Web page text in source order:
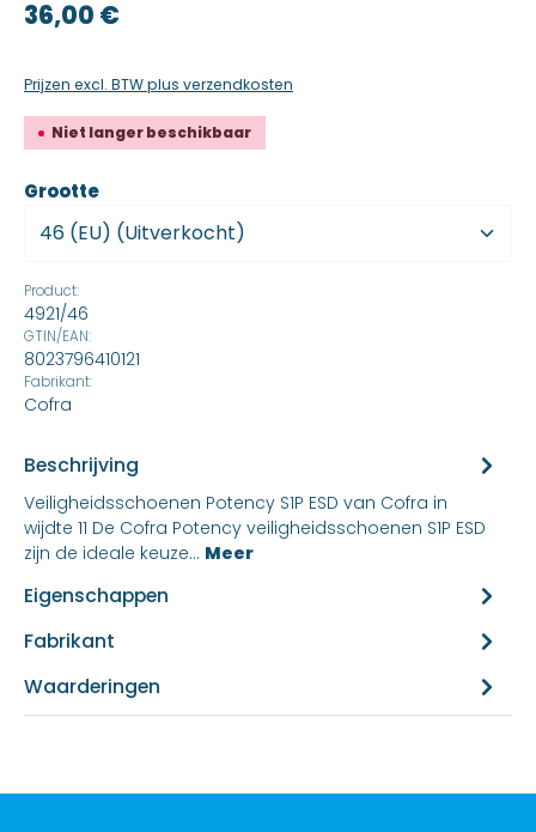
Reguliere prijs:
36,00 €
Prijzen excl. BTW plus verzendkosten
Niet langer beschikbaar
Groottekiezen
Product:
4921/46
GTIN/EAN:
8023796410121
Fabrikant:
Cofra
Beschrijving
Veiligheidsschoenen Potency S1P ESD van Cofra in
wijdte 11 De Cofra Potency veiligheidsschoenen S1P ESD
zijn de ideale keuze… Meer
Eigenschappen
Fabrikant
Waarderingen